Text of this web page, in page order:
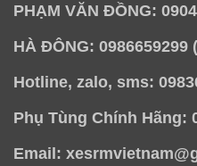
PHẠM VĂN ĐỒNG:
HÀ ĐÔNG: 0986659299
Hotline, zalo, sms:
Phụ Tùng Chính Hãng:
Email: